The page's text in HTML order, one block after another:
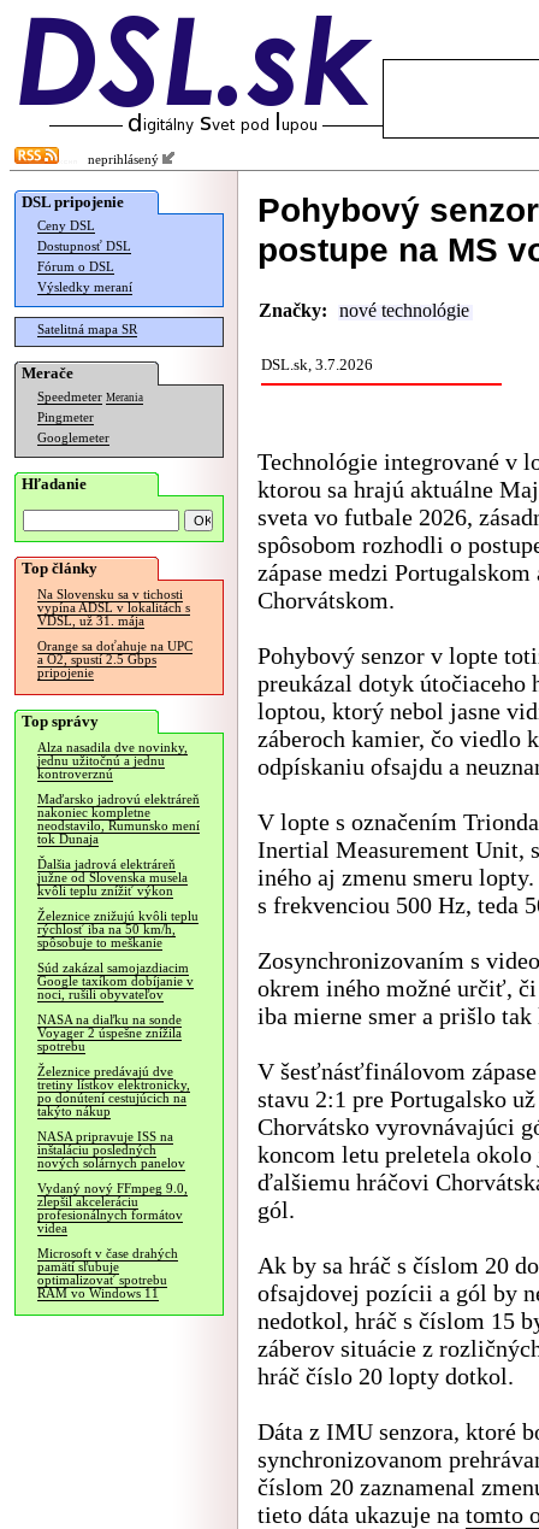
neprihlásený
DSL pripojenie
Ceny DSL
Dostupnosť DSL
Fórum o DSL
Výsledky meraní
Satelitná mapa SR
Merače
Speedmeter Merania
Pingmeter
Googlemeter
Hľadanie
Top články
Na Slovensku sa v tichosti
vypína ADSL v lokalitách s
VDSL, už 31. mája
Orange sa doťahuje na UPC
a O2, spustí 2.5 Gbps
pripojenie
Top správy
Alza nasadila dve novinky,
jednu užitočnú a jednu
kontroverznú
Maďarsko jadrovú elektráreň
nakoniec kompletne
neodstavilo, Rumunsko mení
tok Dunaja
Ďalšia jadrová elektráreň
južne od Slovenska musela
kvôli teplu znížiť výkon
Železnice znižujú kvôli teplu
rýchlosť iba na 50 km/h,
spôsobuje to meškanie
Súd zakázal samojazdiacim
Google taxíkom dobíjanie v
noci, rušili obyvateľov
NASA na diaľku na sonde
Voyager 2 úspešne znížila
spotrebu
Železnice predávajú dve
tretiny lístkov elektronicky,
po donútení cestujúcich na
takýto nákup
NASA pripravuje ISS na
inštaláciu posledných
nových solárnych panelov
Vydaný nový FFmpeg 9.0,
zlepšil akceleráciu
profesionálnych formátov
videa
Microsoft v čase drahých
pamätí sľubuje
optimalizovať spotrebu
RAM vo Windows 11
Pohybový
postupe na MS
Značky: nové technológie
DSL.sk, 3.7.2026
Technológie integrované v
ktorou sa hrajú aktuálne
sveta vo futbale 2026,
spôsobom rozhodli o
zápase medzi Portugalskom
Chorvátskom.
Pohybový senzor v lopte
preukázal dotyk útočiaceho
loptou, ktorý nebol jasne
záberoch kamier, čo viedlo k
odpískaniu ofsajdu a
V lopte s označením
Inertial Measurement Unit,
iného aj zmenu smeru
s frekvenciou 500 Hz, teda
Zosynchronizovaním s
okrem iného možné určiť,
iba mierne smer a prišlo
V šesťnásťfinálovom
stavu 2:1 pre Portugalsko
Chorvátsko vyrovnávajúci
koncom letu preletela okolo
ďalšiemu hráčovi
gól.
Ak by sa hráč s číslom 20
ofsajdovej pozícii a gól by
nedotkol, hráč s číslom 15
záberov situácie z
hráč číslo 20 lopty dotkol.
Dáta z IMU senzora, ktoré
synchronizovanom
číslom 20 zaznamenal
tieto dáta ukazuje na tomto